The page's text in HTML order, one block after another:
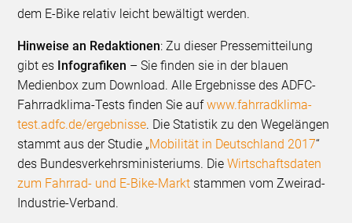
dem E-Bike relativ leicht bewältigt werden.
Hinweise an Redaktionen: Zu dieser Pressemitteilung
gibt es Infografiken – Sie finden sie in der blauen
Medienbox zum Download. Alle Ergebnisse des ADFC-
Fahrradklima-Tests finden Sie aufwww.fahrradklima-
test.adfc.de/ergebnisse. Die Statistik zu den Wegelängen
stammt aus der Studie „Mobilität in Deutschland 2017“
des Bundesverkehrsministeriums. DieWirtschaftsdaten
zum Fahrrad- und E-Bike-Markt stammen vom Zweirad-
Industrie-Verband.